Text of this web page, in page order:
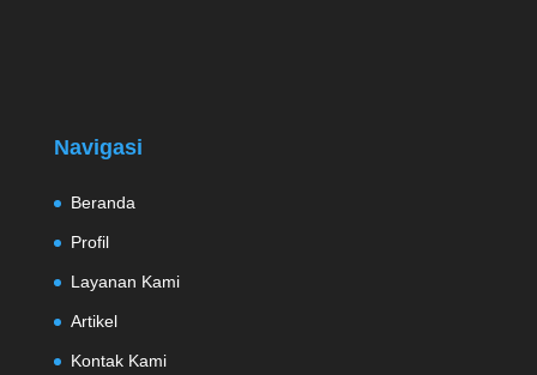
Navigasi
Beranda
Profil
Layanan Kami
Artikel
Kontak Kami